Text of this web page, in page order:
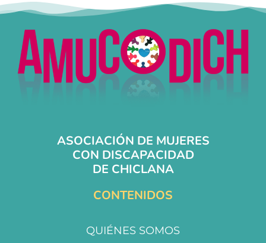
ASOCIACIÓN DE MUJERES
CON DISCAPACIDAD
DE CHICLANA
CONTENIDOS
QUIÉNES SOMOS